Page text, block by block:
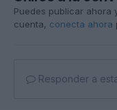
Puedes publicar ahora
cuenta, conecta ahora
Responder a